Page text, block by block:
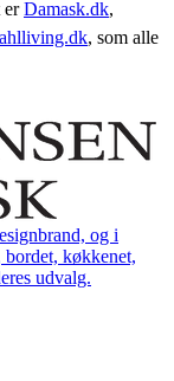
erDamask.dk,
, som alle
og i
køkkenet,
udvalg.